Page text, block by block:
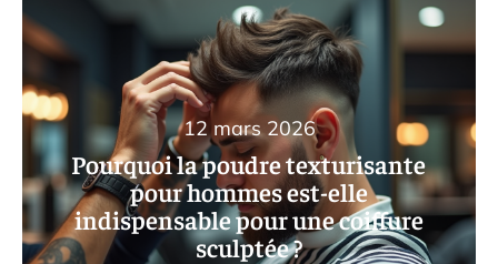
Pourquoi la poudre texturisante
pour hommes est-elle
indispensable pour une coiffure
sculptée ?
12 mars 2026